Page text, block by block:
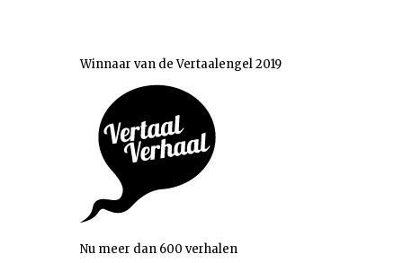
Winnaar van de Vertaalengel 2019
Nu meer dan 600 verhalen